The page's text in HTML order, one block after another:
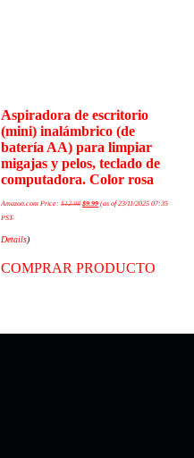
Aspiradora de escritorio
(mini) inalámbrico (de
batería AA) para limpiar
migajas y pelos, teclado de
computadora. Color rosa
Amazon.com Price:$12.98 $9.99 (as of 23/11/2025 07:35
PST-
Details)
COMPRAR PRODUCTO